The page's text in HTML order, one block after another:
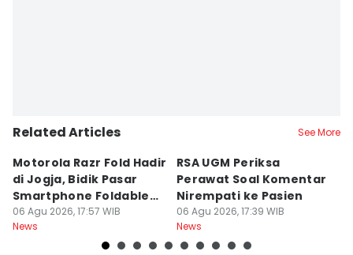
Related Articles See More
Motorola Razr Fold Hadir
di Jogja, Bidik Pasar
Smartphone Foldable
Premium
06 Agu 2026, 17:57 WIB
News
RSA UGM Periksa
Perawat Soal Komentar
Nirempati ke Pasien
06 Agu 2026, 17:39 WIB
News